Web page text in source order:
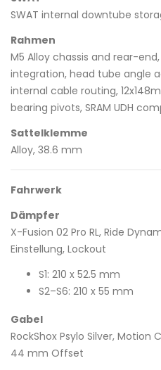
SWAT internal downtube
Rahmen
M5 Alloy chassis and rear-
integration, head tube angle
internal cable routing,
bearing pivots, SRAM UDH
Sattelklemme
Alloy, 38.6 mm
Fahrwerk
Dämpfer
X-Fusion 02 Pro RL, Ride
Einstellung, Lockout
S1: 210 x 52.5 mm
S2–S6: 210 x 55 mm
Gabel
RockShox Psylo Silver, Motion
44 mm Offset